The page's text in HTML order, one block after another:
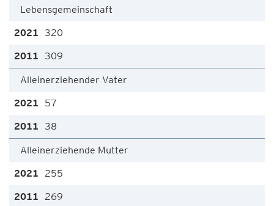
Lebensgemeinschaft
320
309
Alleinerziehender Vater
57
38
Alleinerziehende Mutter
255
269